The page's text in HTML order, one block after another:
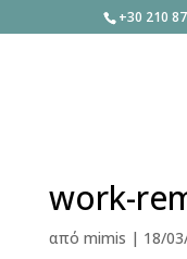
+30 210
work-
από mimis | 18/